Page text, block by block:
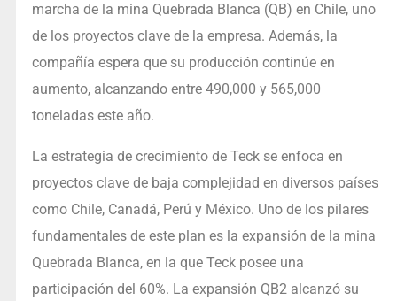
marcha de la mina Quebrada Blanca (QB) en Chile, uno
de los proyectos clave de la empresa. Además, la
compañía espera que su producción continúe en
aumento, alcanzando entre 490,000 y 565,000
toneladas este año.
La estrategia de crecimiento de Teck se enfoca en
proyectos clave de baja complejidad en diversos países
como Chile, Canadá, Perú y México. Uno de los pilares
fundamentales de este plan es la expansión de la mina
Quebrada Blanca, en la que Teck posee una
participación del 60%. La expansión QB2 alcanzó su